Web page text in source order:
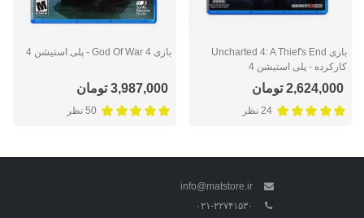
بازی Uncharted 4: A Thief's End
کارکرده - پلی استیشن 4
2,624,000 تومان
24 نظر
بازی God Of War 4 - پلی استیشن 4
3,987,000 تومان
50 نظر
info@matstore.ir
۰۲۱-۲۲۷۴۱۵۳۰